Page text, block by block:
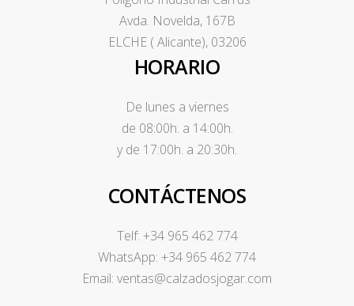
Avda. Novelda, 167B
ELCHE ( Alicante), 03206
HORARIO
De lunes a viernes
de 08:00h. a 14:00h.
y de 17:00h. a 20:30h.
CONTÁCTENOS
Telf: +34 965 462 774
WhatsApp: +34 965 462 774
Email: ventas@calzadosjogar.com